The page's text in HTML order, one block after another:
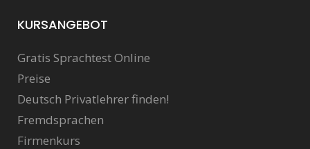
KURSANGEBOT
Gratis Sprachtest Online
Preise
Deutsch Privatlehrer finden!
Fremdsprachen
Firmenkurs